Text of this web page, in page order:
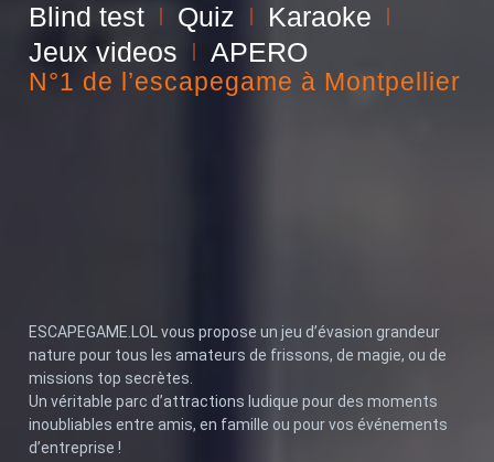
Blind test
Quiz
Karaoke
Jeux videos
APERO
N°1 de l’escapegame à Montpellier
ESCAPEGAME.LOL vous propose un jeu d’évasion grandeur
nature pour tous les amateurs de frissons, de magie, ou de
missions top secrètes.
Un véritable parc d’attractions ludique pour des moments
inoubliables entre amis, en famille ou pour vos événements
d’entreprise !